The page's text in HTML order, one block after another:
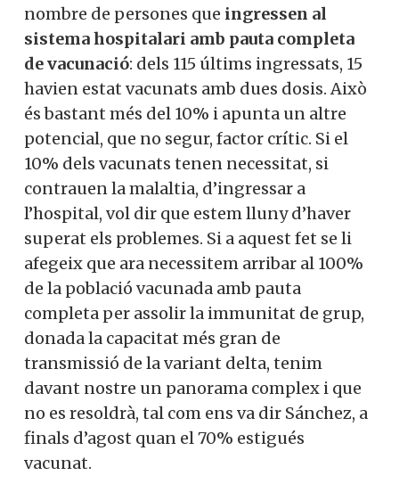
nombre de persones que ingressen al
sistema hospitalari amb pauta completa
de vacunació: dels 115 últims ingressats, 15
havien estat vacunats amb dues dosis. Això
és bastant més del 10% i apunta un altre
potencial, que no segur, factor crític. Si el
10% dels vacunats tenen necessitat, si
contrauen la malaltia, d’ingressar a
l’hospital, vol dir que estem lluny d’haver
superat els problemes. Si a aquest fet se li
afegeix que ara necessitem arribar al 100%
de la població vacunada amb pauta
completa per assolir la immunitat de grup,
donada la capacitat més gran de
transmissió de la variant delta, tenim
davant nostre un panorama complex i que
no es resoldrà, tal com ens va dir Sánchez, a
finals d’agost quan el 70% estigués
vacunat.